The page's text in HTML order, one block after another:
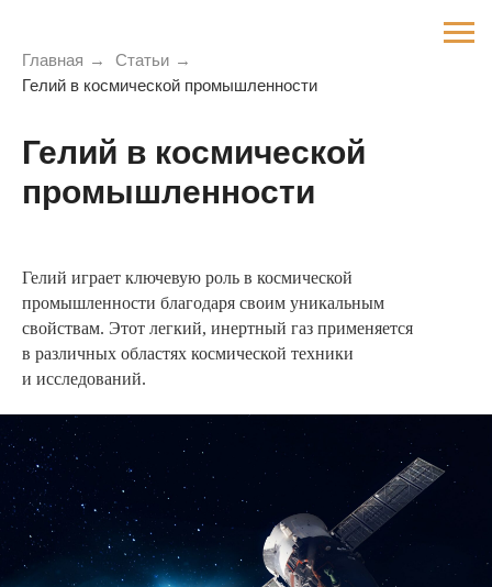
Главная → Статьи →
Гелий в космической промышленности
Гелий в космической
промышленности
Гелий играет ключевую роль в космической
промышленности благодаря своим уникальным
свойствам. Этот легкий, инертный газ применяется
в различных областях космической техники
и исследований.